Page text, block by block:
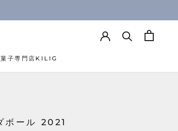
菓子専門店KILIG
ボール 2021